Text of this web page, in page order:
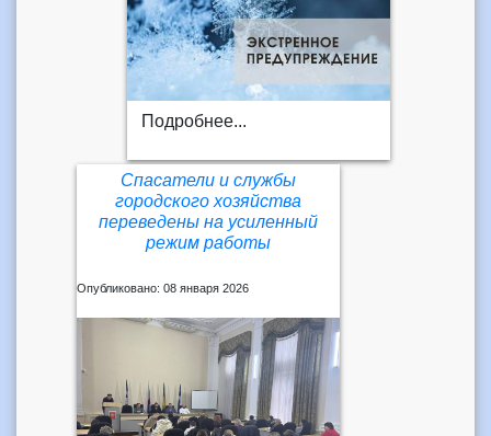
Подробнее...
Спасатели и службы
городского хозяйства
переведены на усиленный
режим работы
Опубликовано: 08 января 2026